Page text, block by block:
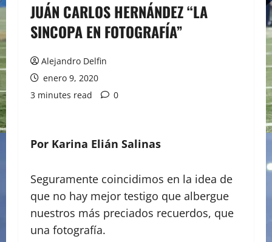
JUÁN CARLOS HERNÁNDEZ “LA
SINCOPA EN FOTOGRAFÍA”
Alejandro Delfin
enero 9, 2020
3 minutes read
0
Por Karina Elián Salinas
Seguramente coincidimos en la idea de
que no hay mejor testigo que albergue
nuestros más preciados recuerdos, que
una fotografía.